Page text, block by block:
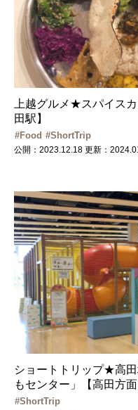
上越グルメ★スパイス
田駅】
Food ShortTrip
公開：2023.12.18 更新：
ショートトリップ★高
もセンター」【高田方面
ShortTrip